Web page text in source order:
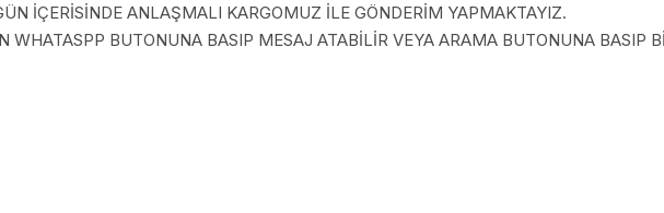
İÇERİSİNDE ANLAŞMALI KARGOMUZ İLE GÖNDERİM YAPMAKTAYIZ.
WHATASPP BUTONUNA BASIP MESAJ ATABİLİR VEYA ARAMA BUTONUNA BASIP